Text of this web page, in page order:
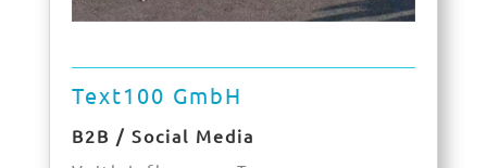
Text100 GmbH
B2B / Social Media